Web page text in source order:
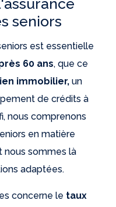
seniors
est essentielle
60 ans, que ce
immobilier, un
de crédits à
nous comprenons
en matière
nous sommes là
adaptées.
concerne le taux